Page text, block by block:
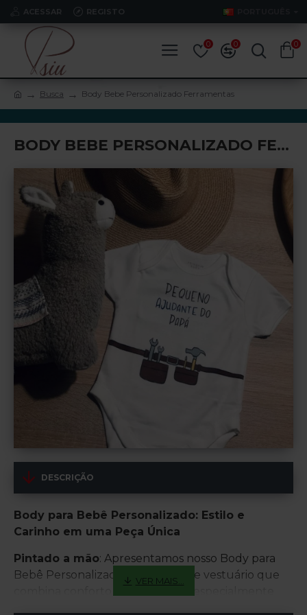
ACESSAR REGISTO
0 0 0
Busca Body Bebe Personalizado Ferramentas
BODY BEBE PERSONALIZADO FERRAMENTAS
DESCRIÇÃO
Body para Bebê Personalizado: Estilo e
Carinho em uma Peça Única
Pintado a mão: Apresentamos nosso Body para
Bebê Personalizado, uma peça de vestuário que